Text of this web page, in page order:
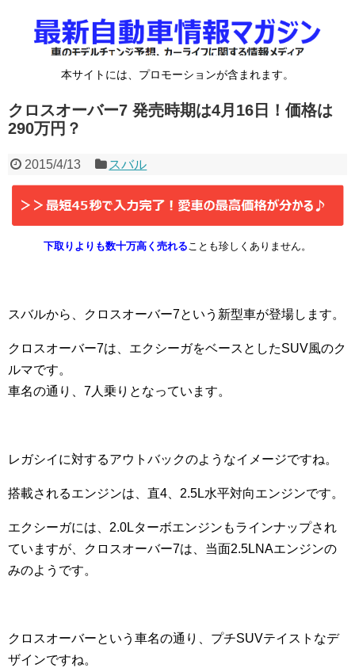
本サイトには、プロモーションが含まれます。
クロスオーバー7 発売時期は4月16日！価格は
290万円？
2015/4/13 スバル
下取りよりも数十万高く売れることも珍しくありません。
スバルから、クロスオーバー7という新型車が登場します。
クロスオーバー7は、エクシーガをベースとしたSUV風のク
ルマです。
車名の通り、7人乗りとなっています。
レガシイに対するアウトバックのようなイメージですね。
搭載されるエンジンは、直4、2.5L水平対向エンジンです。
エクシーガには、2.0Lターボエンジンもラインナップされ
ていますが、クロスオーバー7は、当面2.5LNAエンジンの
みのようです。
クロスオーバーという車名の通り、プチSUVテイストなデ
ザインですね。